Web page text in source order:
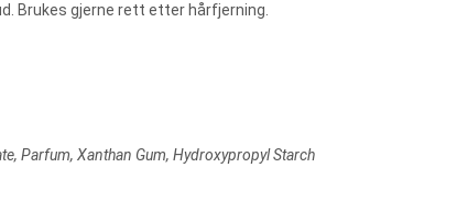
Brukes gjerne rett etter hårfjerning.
Parfum, Xanthan Gum, Hydroxypropyl Starch